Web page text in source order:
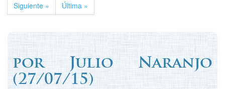
Siguiente »
Última »
porJulio Naranjo
(27/07/15)